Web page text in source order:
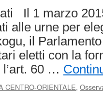
Il 1 marzo
alle urne per
il
eletti con la
l’art. 60 …
CENTRO-ORIENTALE,